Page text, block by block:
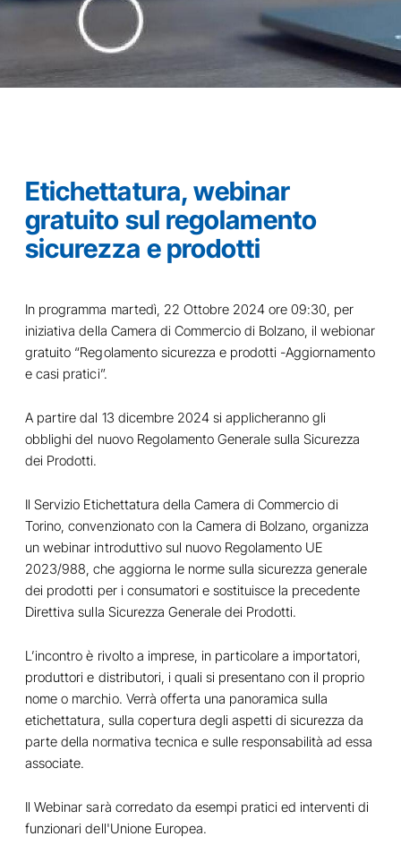
Etichettatura, webinar
gratuito sul regolamento
sicurezza e prodotti
In programma martedì, 22 Ottobre 2024 ore 09:30, per
iniziativa della Camera di Commercio di Bolzano, il webionar
gratuito “Regolamento sicurezza e prodotti -Aggiornamento
e casi pratici”.
A partire dal 13 dicembre 2024 si applicheranno gli
obblighi del nuovo Regolamento Generale sulla Sicurezza
dei Prodotti.
Il Servizio Etichettatura della Camera di Commercio di
Torino, convenzionato con la Camera di Bolzano, organizza
un webinar introduttivo sul nuovo Regolamento UE
2023/988, che aggiorna le norme sulla sicurezza generale
dei prodotti per i consumatori e sostituisce la precedente
Direttiva sulla Sicurezza Generale dei Prodotti.
L’incontro è rivolto a imprese, in particolare a importatori,
produttori e distributori, i quali si presentano con il proprio
nome o marchio. Verrà offerta una panoramica sulla
etichettatura, sulla copertura degli aspetti di sicurezza da
parte della normativa tecnica e sulle responsabilità ad essa
associate.
Il Webinar sarà corredato da esempi pratici ed interventi di
funzionari dell'Unione Europea.